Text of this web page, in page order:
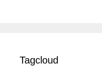
Tagcloud